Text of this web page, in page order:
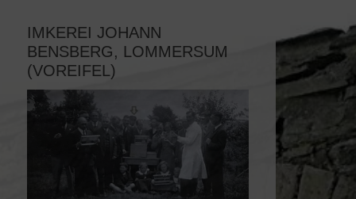
IMKEREI JOHANN
BENSBERG, LOMMERSUM
(VOREIFEL)